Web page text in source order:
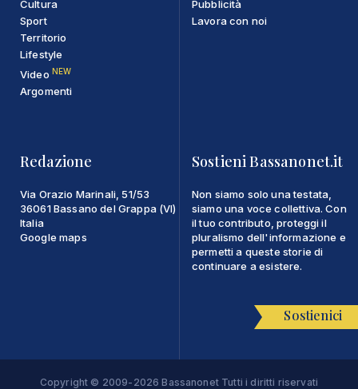
Cultura
Sport
Territorio
Lifestyle
Video NEW
Argomenti
Pubblicità
Lavora con noi
Redazione
Via Orazio Marinali, 51/53
36061 Bassano del Grappa (VI)
Italia
Google maps
Sostieni Bassanonet.it
Non siamo solo una testata,
siamo una voce collettiva. Con
il tuo contributo, proteggi il
pluralismo dell'informazione e
permetti a queste storie di
continuare a esistere.
Sostienici
Copyright © 2009-2026 Bassanonet Tutti i diritti riservati